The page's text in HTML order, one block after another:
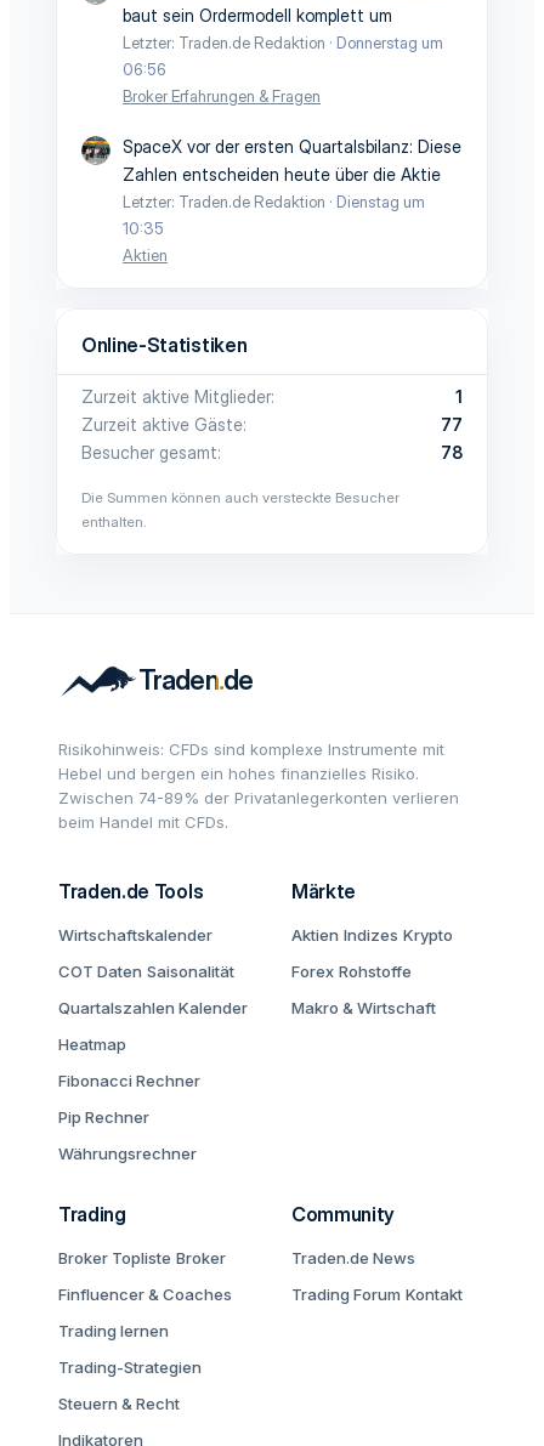
baut sein Ordermodell komplett um
Letzter: Traden.de Redaktion
Donnerstag um
06:56
Broker Erfahrungen & Fragen
SpaceX vor der ersten Quartalsbilanz: Diese
Zahlen entscheiden heute über die Aktie
Letzter: Traden.de Redaktion
Dienstag um
10:35
Aktien
Online-Statistiken
Zurzeit aktive Mitglieder
1
Zurzeit aktive Gäste
77
Besucher gesamt
78
Die Summen können auch versteckte Besucher
enthalten.
Risikohinweis: CFDs sind komplexe Instrumente mit
Hebel und bergen ein hohes finanzielles Risiko.
Zwischen 74-89% der Privatanlegerkonten verlieren
beim Handel mit CFDs.
Traden.de Tools
Wirtschaftskalender
COT Daten Saisonalität
Quartalszahlen Kalender
Heatmap
Fibonacci Rechner
Pip Rechner
Währungsrechner
Märkte
Aktien Indizes Krypto
Forex Rohstoffe
Makro & Wirtschaft
Trading
Broker Topliste Broker
Finfluencer & Coaches
Trading lernen
Trading-Strategien
Steuern & Recht
Indikatoren
Community
Traden.de News
Trading Forum Kontakt